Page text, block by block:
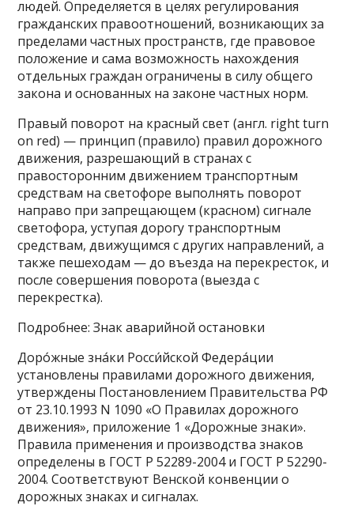
людей. Определяется в целях регулирования
гражданских правоотношений, возникающих за
пределами частных пространств, где правовое
положение и сама возможность нахождения
отдельных граждан ограничены в силу общего
закона и основанных на законе частных норм.
Правый поворот на красный свет (англ. right turn
on red) — принцип (правило) правил дорожного
движения, разрешающий в странах с
правосторонним движением транспортным
средствам на светофоре выполнять поворот
направо при запрещающем (красном) сигнале
светофора, уступая дорогу транспортным
средствам, движущимся с других направлений, а
также пешеходам — до въезда на перекресток, и
после совершения поворота (выезда с
перекрестка).
Подробнее: Знак аварийной остановки
Доро́жные зна́ки Росси́йской Федера́ции
установлены правилами дорожного движения,
утверждены Постановлением Правительства РФ
от 23.10.1993 N 1090 «О Правилах дорожного
движения», приложение 1 «Дорожные знаки».
Правила применения и производства знаков
определены в ГОСТ Р 52289-2004 и ГОСТ Р 52290-
2004. Соответствуют Венской конвенции о
дорожных знаках и сигналах.